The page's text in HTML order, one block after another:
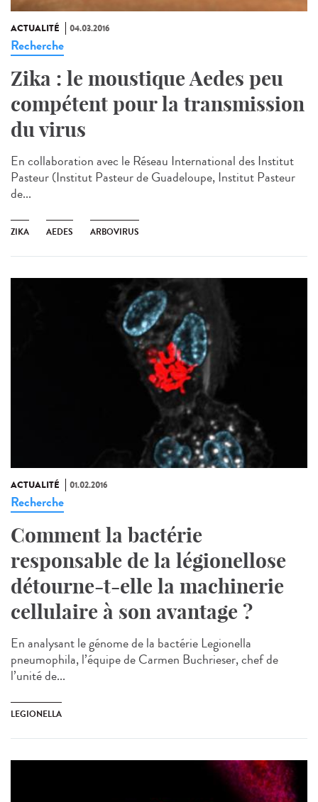
ACTUALITÉ 04.03.2016
Recherche
Zika : le moustique Aedes peu
compétent pour la transmission
du virus
En collaboration avec le Réseau International des Institut
Pasteur (Institut Pasteur de Guadeloupe, Institut Pasteur
de...
ZIKA AEDES ARBOVIRUS
ACTUALITÉ 01.02.2016
Recherche
Comment la bactérie
responsable de la légionellose
détourne-t-elle la machinerie
cellulaire à son avantage ?
En analysant le génome de la bactérie Legionella
pneumophila, l’équipe de Carmen Buchrieser, chef de
l’unité de...
LEGIONELLA